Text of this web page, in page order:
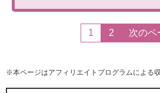
1 2 次のペ
※本ページはアフィリエイトプログラムによる